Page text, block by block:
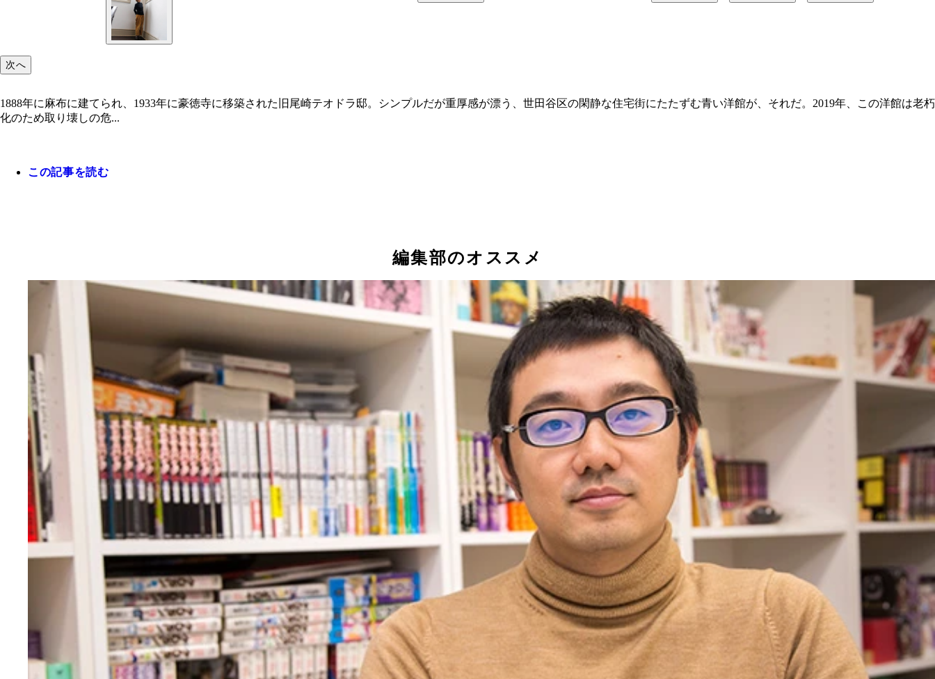
当時の日本人は身長が低かったためか、ドアノブは低い位置に。多くの場所で改修が必要だったが、当時の趣（おもむき）を残している
「旧尾崎邸保存プロジェクト」が始まる数年前、山下先生は伝統的な日本建築である「数寄屋（すきや）」を新築。土地探しの決め手になったのが旧尾崎テオドラ邸だった。
はエッセイマンガ『数寄です！』『続 数寄です！』にて
昨年10月に開催された「藤田和日郎 黒博物館シリーズ原画展」では、原画や考察ノートだけではなく、キャラクターパネルも展示。藤田先生も度々訪れていたようで、その
直筆の落書きも。展示が好評だったため、3月に福岡でも開催され、4月にはなんばマルイで開催予定
『黒博物館 三日月よ、怪物と踊れ』の主人公のひとり、エルシィのドレスも登場。貴重な展示に訪れたファンも驚いた
初の連載作『子供はわかってあげない』では柔らかな画とセリフで人々の心の機微を捉え、大きな衝撃を残した田島列島先生の初原画展を旧尾崎テオドラ邸で開催。ギャラリ
大きなヴィジュアルにも印象的なセリフが抜粋されていた
ヴィンテージの棚の引き出しにも原画やネームなどが収められていた
「不思議な少年 山下和美展」では、作品原画だけではなく、各書店に配布するPOPの原画なども展示。もちろん棚の引き出しにも原画が入っているが、1話まるまる展示。物
きを読むため、わくわくしながら引き出しを開ける仕掛けになっている
中央は2007年に発行された『モーニング・ツー』2号に掲載された表紙イラスト（W表紙のうちの裏表紙）。イラストはビニールに入っており、その上には印刷のための指示が
まれている。印刷のこだわりまで伺える珍しい展示
「不思議な少年 山下和美展」は4月8日（火）まで開催。会場で購入できる図録には、旧尾崎テオドラ邸1周年を記念し、浦沢直樹先生や髙橋ツトム先生などの漫画家のほか、
緒方恵美さん、俳優の池田エライザさんなどのインタビューも掲載されている
連載を抱え、忙しいなかでもギャラリー運営や展示会に精力的に関わる山下先生
次へ
1888年に麻布に建てられ、1933年に豪徳寺に移築された旧尾崎テオドラ邸。シンプルだが重厚感が漂う、世田谷区の閑静な住宅街にたたずむ青い洋館が、それだ。2019年、この洋館は老朽
化のため取り壊しの危...
この記事を読む
編集部のオススメ